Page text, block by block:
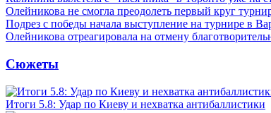
Олейникова не смогла преодолеть первый круг
Подрез с победы начала выступление на турнире в
Олейникова отреагировала на отмену
Сюжеты
Итоги 5.8: Удар по Киеву и нехватка антибаллистики